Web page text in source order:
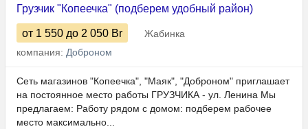
Грузчик "Копеечка" (подберем удобный район)
от 1 550 до 2 050 Br
Жабинка
компания: Доброном
Сеть магазинов "Копеечка", "Маяк", "Доброном" приглашает
на постоянное место работы ГРУЗЧИКА - ул. Ленина Мы
предлагаем: Работу рядом с домом: подберем рабочее
место максимально...